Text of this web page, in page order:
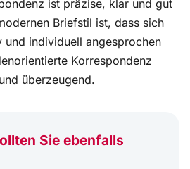
ist präzise, klar und gut
Briefstil ist, dass sich
individuell angesprochen
Korrespondenz
überzeugend.
Sie ebenfalls